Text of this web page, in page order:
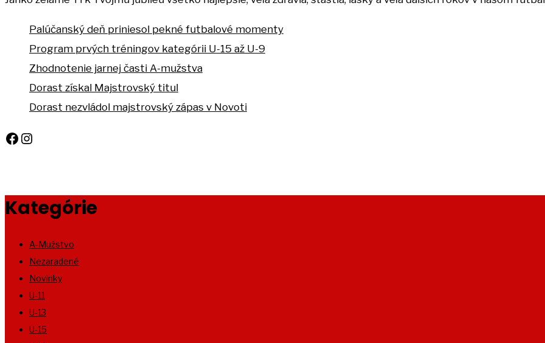
Palúčanský deň priniesol pekné futbalové momenty
Program prvých tréningov kategórii U-15 až U-9
Zhodnotenie jarnej časti A-mužstva
Dorast získal Majstrovský titul
Dorast nezvládol majstrovský zápas v Novoti
Facebook
Instagram
Kategórie
A-Mužstvo
Nezaradené
Novinky
U-11
U-13
U-15